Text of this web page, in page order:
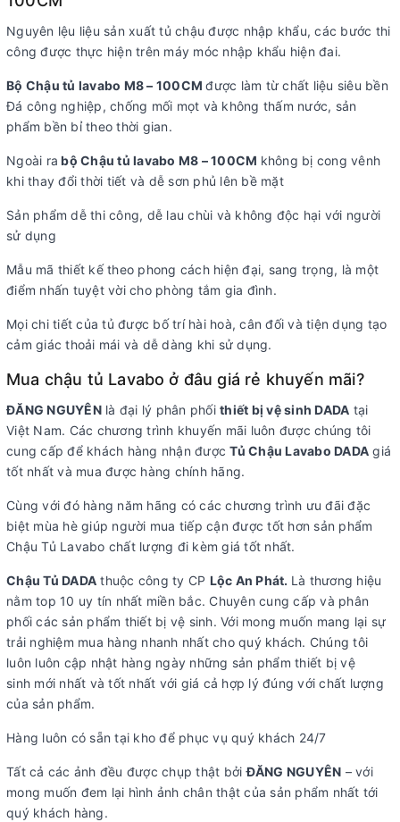
Nguyên lệu liệu sản xuất tủ chậu được nhập khẩu, các bước thi
công được thực hiện trên máy móc nhập khẩu hiện đai.
Bộ Chậu tủ lavabo M8 – 100CMđược làm từ chất liệu siêu bền
Đá công nghiệp, chống mối mọt và không thấm nước, sản
phẩm bền bỉ theo thời gian.
Ngoài ra bộ Chậu tủ lavabo M8 – 100CM không bị cong vênh
khi thay đổi thời tiết và dễ sơn phủ lên bề mặt
Sản phẩm dễ thi công, dễ lau chùi và không độc hại với người
sử dụng
Mẫu mã thiết kế theo phong cách hiện đại, sang trọng, là một
điểm nhấn tuyệt vời cho phòng tắm gia đình.
Mọi chi tiết của tủ được bố trí hài hoà, cân đối và tiện dụng tạo
cảm giác thoải mái và dễ dàng khi sử dụng.
Mua chậu tủ Lavabo ở đâu giá rẻ khuyến mãi?
ĐĂNG NGUYÊNlà đại lý phân phối thiết bị vệ sinh DADA tại
Việt Nam. Các chương trình khuyến mãi luôn được chúng tôi
cung cấp để khách hàng nhận đượcTủ Chậu Lavabo DADA giá
tốt nhất và mua được hàng chính hãng.
Cùng với đó hàng năm hãng có các chương trình ưu đãi đặc
biệt mùa hè giúp người mua tiếp cận được tốt hơn sản phẩm
Chậu Tủ Lavabo chất lượng đi kèm giá tốt nhất.
Chậu Tủ DADA thuộc công ty CP Lộc An Phát. Là thương hiệu
nằm top 10 uy tín nhất miền bắc. Chuyên cung cấp và phân
phối các sản phẩm thiết bị vệ sinh. Với mong muốn mang lại sự
trải nghiệm mua hàng nhanh nhất cho quý khách. Chúng tôi
luôn luôn cập nhật hàng ngày những sản phẩm thiết bị vệ
sinh mới nhất và tốt nhất với giá cả hợp lý đúng với chất lượng
của sản phẩm.
Hàng luôn có sẵn tại kho để phục vụ quý khách 24/7
Tất cả các ảnh đều được chụp thật bởiĐĂNG NGUYÊN – với
mong muốn đem lại hình ảnh chân thật của sản phẩm nhất tới
quý khách hàng.